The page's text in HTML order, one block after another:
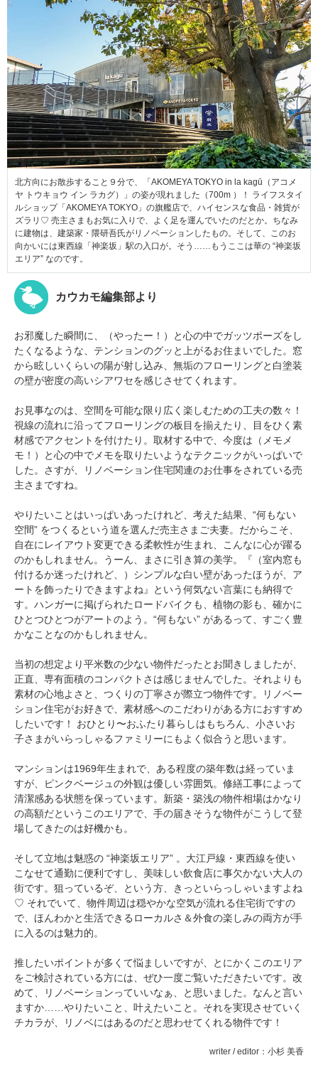
北方向にお散歩すること９分で、「AKOMEYA TOKYO in la kagū（アコメ
ヤ トウキョウ イン ラカグ）」の姿が現れました（700m ）！ ライフスタイ
ルショップ「AKOMEYA TOKYO」の旗艦店で、ハイセンスな食品・雑貨が
ズラリ♡ 売主さまもお気に入りで、よく足を運んでいたのだとか。ちなみ
に建物は、建築家・隈研吾氏がリノベーションしたもの。そして、このお
向かいには東西線「神楽坂」駅の入口が。そう……もうここは華の “神楽坂
エリア” なのです。
カウカモ編集部より
お邪魔した瞬間に、（やったー！）と心の中でガッツポーズをし
たくなるような、テンションのグッと上がるお住まいでした。窓
から眩しいくらいの陽が射し込み、無垢のフローリングと白塗装
の壁が密度の高いシアワセを感じさせてくれます。
お見事なのは、空間を可能な限り広く楽しむための工夫の数々！
視線の流れに沿ってフローリングの板目を揃えたり、目をひく素
材感でアクセントを付けたり。取材する中で、今度は（メモメ
モ！）と心の中でメモを取りたいようなテクニックがいっぱいで
した。さすが、リノベーション住宅関連のお仕事をされている売
主さまですね。
やりたいことはいっぱいあったけれど、考えた結果、“何もない
空間” をつくるという道を選んだ売主さまご夫妻。だからこそ、
自在にレイアウト変更できる柔軟性が生まれ、こんなに心が躍る
のかもしれません。うーん、まさに引き算の美学。『（室内窓も
付けるか迷ったけれど、）シンプルな白い壁があったほうが、ア
ートを飾ったりできますよね』という何気ない言葉にも納得で
す。ハンガーに掲げられたロードバイクも、植物の影も、確かに
ひとつひとつがアートのよう。“何もない” があるって、すごく豊
かなことなのかもしれません。
当初の想定より平米数の少ない物件だったとお聞きしましたが、
正直、専有面積のコンパクトさは感じませんでした。それよりも
素材の心地よさと、つくりの丁寧さが際立つ物件です。リノベー
ション住宅がお好きで、素材感へのこだわりがある方におすすめ
したいです！ おひとり〜おふたり暮らしはもちろん、小さいお
子さまがいらっしゃるファミリーにもよく似合うと思います。
マンションは1969年生まれで、ある程度の築年数は経っていま
すが、ピンクベージュの外観は優しい雰囲気。修繕工事によって
清潔感ある状態を保っています。新築・築浅の物件相場はかなり
の高額だというこのエリアで、手の届きそうな物件がこうして登
場してきたのは好機かも。
そして立地は魅惑の “神楽坂エリア” 。大江戸線・東西線を使い
こなせて通勤に便利ですし、美味しい飲食店に事欠かない大人の
街です。狙っているぞ、という方、きっといらっしゃいますよね
♡ それでいて、物件周辺は穏やかな空気が流れる住宅街ですの
で、ほんわかと生活できるローカルさ＆外食の楽しみの両方が手
に入るのは魅力的。
推したいポイントが多くて悩ましいですが、とにかくこのエリア
をご検討されている方には、ぜひ一度ご覧いただきたいです。改
めて、リノベーションっていいなぁ、と思いました。なんと言い
ますか……やりたいこと、叶えたいこと。それを実現させていく
チカラが、リノベにはあるのだと思わせてくれる物件です！
writer / editor：小杉 美香